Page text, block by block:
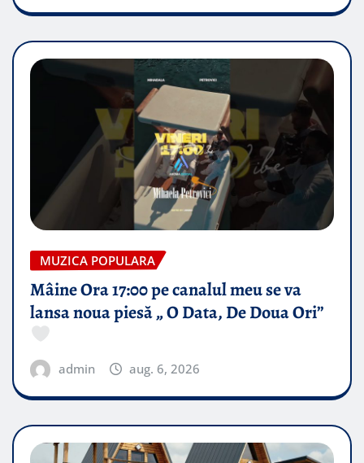
MUZICA POPULARA
Mâine Ora 17:00 pe canalul meu se va
lansa noua piesă „ O Data, De Doua Ori”
admin aug. 6, 2026